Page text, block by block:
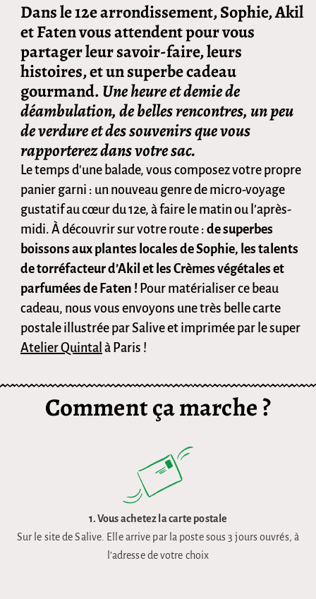
Dans le 12e arrondissement, Sophie, Akil
et Faten vous attendent pour vous
partager leur savoir-faire, leurs
histoires, et un superbe cadeau
gourmand. Une heure et demie de
déambulation, de belles rencontres, un peu
de verdure et des souvenirs que vous
rapporterez dans votre sac.
Le temps d'une balade, vous composez votre propre
panier garni : un nouveau genre de micro-voyage
gustatif au cœur du 12e, à faire le matin ou l’après-
midi. À découvrir sur votre route : de superbes
boissons aux plantes locales de Sophie, les talents
de torréfacteur d’Akil et les Crèmes végétales et
parfumées de Faten ! Pour matérialiser ce beau
cadeau, nous vous envoyons une très belle carte
postale illustrée par Salive et imprimée par le super
Atelier Quintal à Paris !
Comment ça marche ?
1. Vous achetez la carte postale
Sur le site de Salive. Elle arrive par la poste sous 3 jours ouvrés, à
l’adresse de votre choix